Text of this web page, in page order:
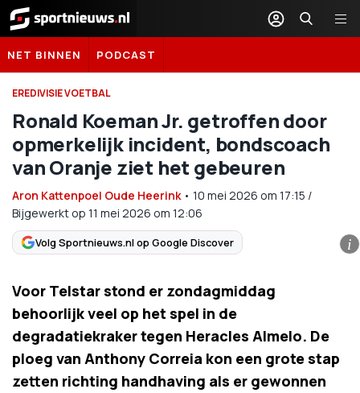
Sportnieuws.nl
NET BINNEN PODCAST
EREDIVISIE VOETBAL
Ronald Koeman Jr. getroffen door
opmerkelijk incident, bondscoach
van Oranje ziet het gebeuren
Aron Kattenpoel Oude Heerink• 10 mei 2026 om 17:15 /
Bijgewerkt op 11 mei 2026 om 12:06
Volg Sportnieuws.nl op Google Discover i
Voor Telstar stond er zondagmiddag
behoorlijk veel op het spel in de
degradatiekraker tegen Heracles Almelo. De
ploeg van Anthony Correia kon een grote stap
zetten richting handhaving als er gewonnen